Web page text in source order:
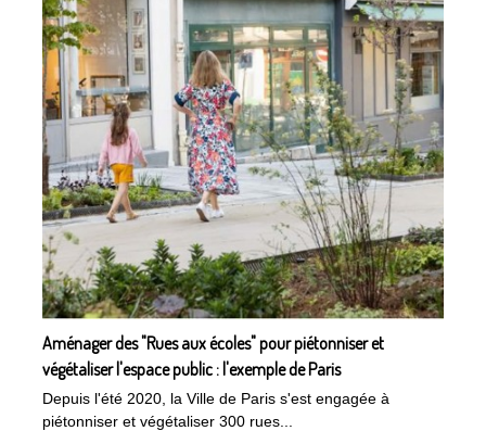
Aménager des "Rues aux écoles" pour piétonniser et
végétaliser l'espace public : l'exemple de Paris
Depuis l'été 2020, la Ville de Paris s'est engagée à
piétonniser et végétaliser 300 rues...